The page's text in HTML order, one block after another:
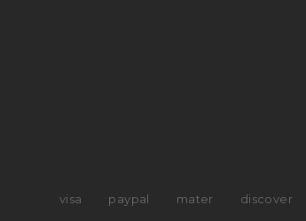
visa paypal mater discover